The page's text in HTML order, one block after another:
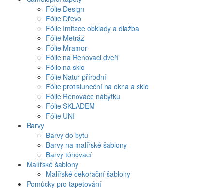
Fólie Design
Fólie Dřevo
Fólie Imitace obklady a dlažba
Fólie Metráž
Fólie Mramor
Fólie na Renovaci dveří
Fólie na sklo
Fólie Natur přírodní
Fólie protisluneční na okna a sklo
Fólie Renovace nábytku
Fólie SKLADEM
Fólie UNI
Barvy
Barvy do bytu
Barvy na malířské šablony
Barvy tónovací
Malířské šablony
Malířské dekorační šablony
Pomůcky pro tapetování